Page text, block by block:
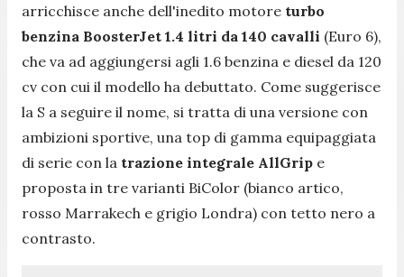
arricchisce anche dell'inedito motore turbo
benzina BoosterJet 1.4 litri da 140 cavalli (Euro 6),
che va ad aggiungersi agli 1.6 benzina e diesel da 120
cv con cui il modello ha debuttato. Come suggerisce
la S a seguire il nome, si tratta di una versione con
ambizioni sportive, una top di gamma equipaggiata
di serie con la trazione integrale AllGrip e
proposta in tre varianti BiColor (bianco artico,
rosso Marrakech e grigio Londra) con tetto nero a
contrasto.